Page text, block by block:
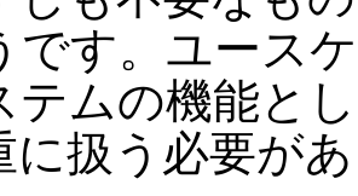
です。ユース
テムの機能と
に扱う必要が